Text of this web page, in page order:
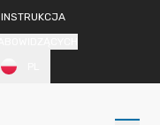
INSTRUKCJA